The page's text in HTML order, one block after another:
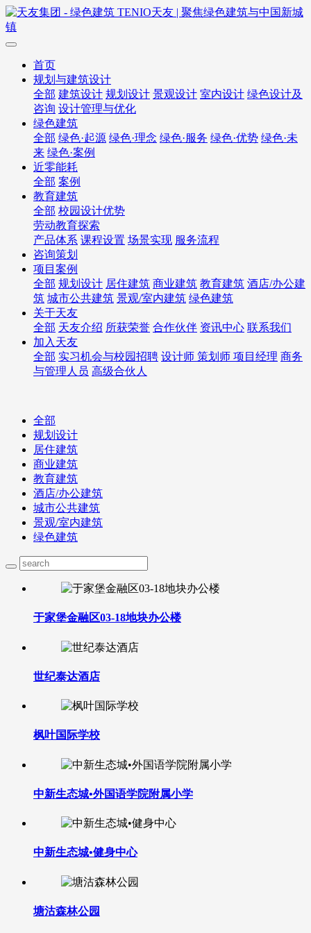
首页
规划与建筑设计
全部 建筑设计 规划设计 景观设计 室内设计 绿色设计及
咨询 设计管理与优化
绿色建筑
全部 绿色·起源 绿色·理念 绿色·服务 绿色·优势 绿色·未
来 绿色·案例
近零能耗
全部 案例
教育建筑
全部 校园设计优势
劳动教育探索
产品体系 课程设置 场景实现 服务流程
咨询策划
项目案例
全部 规划设计 居住建筑 商业建筑 教育建筑 酒店/办公建
筑 城市公共建筑 景观/室内建筑 绿色建筑
关于天友
全部 天友介绍 所获荣誉 合作伙伴 资讯中心 联系我们
加入天友
全部 实习机会与校园招聘 设计师 策划师 项目经理 商务
与管理人员 高级合伙人
全部
规划设计
居住建筑
商业建筑
教育建筑
酒店/办公建筑
城市公共建筑
景观/室内建筑
绿色建筑
于家堡金融区03-18地块办公楼
世纪泰达酒店
枫叶国际学校
中新生态城•外国语学院附属小学
中新生态城•健身中心
塘沽森林公园